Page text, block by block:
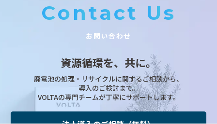
Contact Us
お問い合わせ
資源循環を、共に。
廃電池の処理・リサイクルに関するご相談から、
導入のご検討まで。
VOLTAの専門チームが丁寧にサポートします。